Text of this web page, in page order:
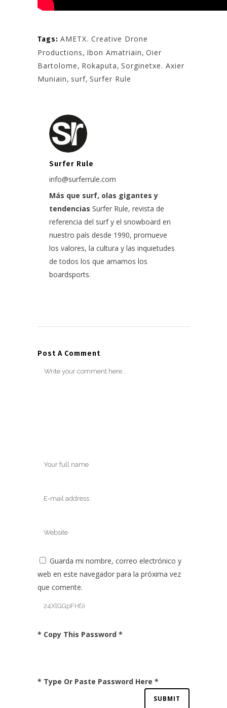
Tags: AMETX. Creative Drone
Productions, Ibon Amatriain, Oier
Bartolome, Rokaputa, Sorginetxe. Axier
Muniain, surf, Surfer Rule
Surfer Rule
info@surferrule.com
Más que surf, olas gigantes y
tendencias Surfer Rule, revista de
referencia del surf y el snowboard en
nuestro país desde 1990, promueve
los valores, la cultura y las inquietudes
de todos los que amamos los
boardsports.
Post A Comment
Guarda mi nombre, correo electrónico y
web en este navegador para la próxima vez
que comente.
* Copy This Password *
* Type Or Paste Password Here *